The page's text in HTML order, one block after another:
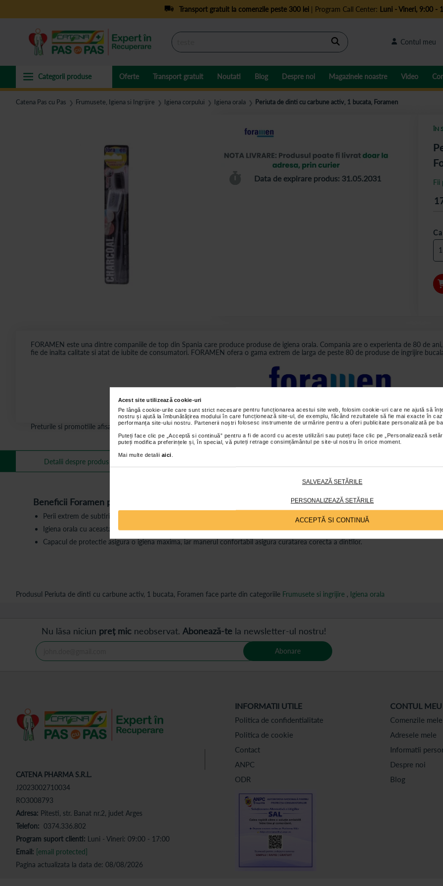
Acest site utilizează cookie-uri
Pe lângă cookie-urile care sunt strict necesare pentru funcționarea acestui site web, folosim cookie-uri care ne ajută să
nostru și ajută la îmbunătățirea modului în care funcționează site-ul, de exemplu, făcând rezultatele să fie mai exacte în
performanța site-ului nostru. Partenerii noștri folosesc instrumente de urmărire pentru a oferi publicitate personalizată pe
Puteți face clic pe „Acceptă si continuă” pentru a fi de acord cu aceste utilizări sau puteți face clic pe „Personalizează
puteți modifica preferințele și, în special, vă puteți retrage consimțământul pe site-ul nostru în orice moment.
Mai multe detalii aici
SALVEAZĂ SETĂRILE
PERSONALIZEAZĂ SETĂRILE
ACCEPTĂ SI CONTINUĂ
Transport gratuit la comenzile peste 300 lei| Program Call Center: Luni - Vineri, 9:00 -
Cautare Contul meu
Oferte Transport gratuit Noutati Blog Despre noi Magazinele noastre Video
Catena Pas cu Pas ❯ Frumusete, Igiena si Ingrijire ❯ Igiena corpului ❯ Igiena orala ❯ Periuta de dinti cu carbune activ, 1 bucata, Foramen
Data de expirare produs: 31.05.2031
FORAMEN este una dintre companiile de top din Spania care produce produse de igiena orala. Compania are o experienta de 80 de
fie de inalta calitate si atat de iubite de consumatori. FORAMEN ofera o gama extrem de larga de peste 80 de produse de ingrijire
ÎN
Fii
Preturile si promotiile afisate pe site in dreptul fiecarui produs sunt valabile pentru comenzile efectuate online.
Detalii despre produs
Beneficii Foramen periuta de dinti cu carbune activ:
Perii extrem de subtiri si moi ai periutei de dinti cu carbune negru ajung cu usurinta intre dinti, curata bine placa si ajuta la
Igiena orala cu aceasta perie va ajuta la prevenirea respiratiei urat mirositoare;
Capacul de protectie asigura o igiena maxima, iar manerul confortabil asigura curatarea corecta a dintilor.
Produsul Periuta de dinti cu carbune activ, 1 bucata, Foramen face parte din categoriile Frumusete si ingrijire , Igiena orala
Nu lăsa niciun preț mic neobservat. Abonează-te la newsletter-ul nostru!
Abonare
CATENA PHARMA S.R.L.
J2023002710034
RO3008793
Adresa: Pitesti, str. Banat nr.2, judet Arges
Telefon: 0374.336.802
Program suport clienti: Luni - Vineri: 09:00 - 17:00
Email: [email protected]
Pagina actualizata la data de: 08/08/2026
INFORMATII UTILE
Politica de confidentialitate
Politica de cookie
Contact
ANPC
ODR
CONTUL MEU
Comenzile mele
Adresele mele
Informatii
Despre noi
Blog